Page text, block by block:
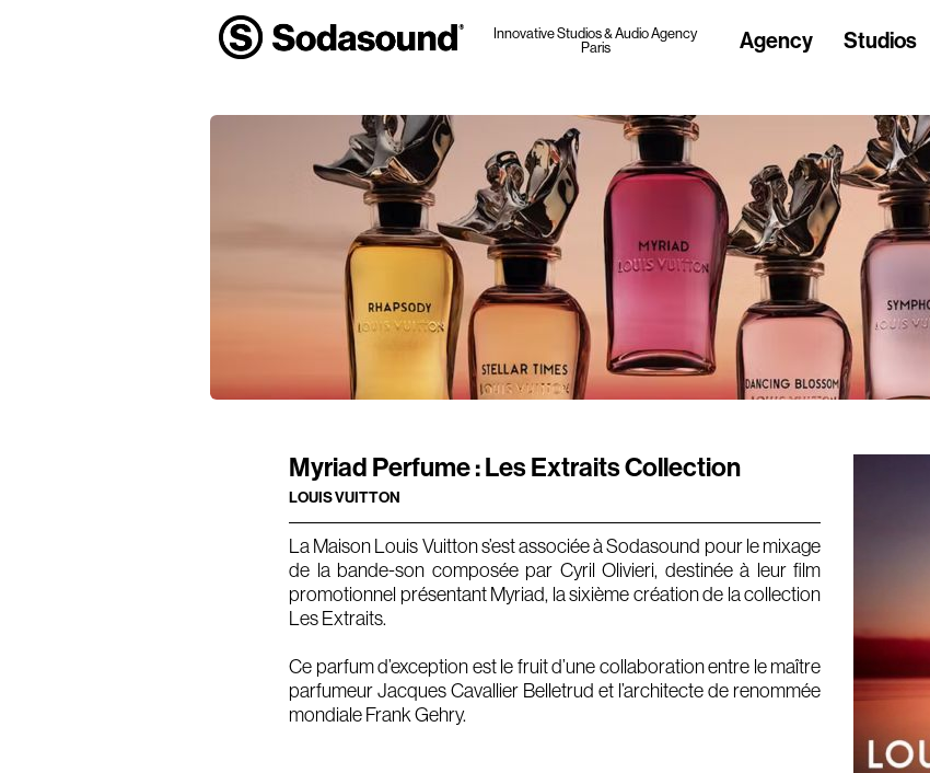
Innovative Studios & Audio Agency
Paris
Agency Studios
Myriad Perfume : Les Extraits Collection
LOUIS VUITTON
La Maison Louis Vuitton s’est associée à Sodasound pour le mixage
de la bande-son composée par Cyril Olivieri, destinée à leur film
promotionnel présentant Myriad, la sixième création de la collection
Les Extraits.
Ce parfum d’exception est le fruit d’une collaboration entre le maître
parfumeur Jacques Cavallier Belletrud et l’architecte de renommée
mondiale Frank Gehry.